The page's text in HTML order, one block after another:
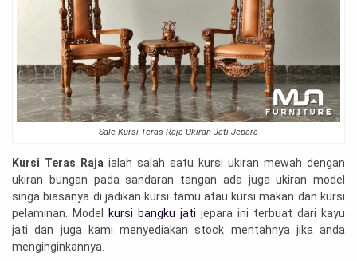
Sale Kursi Teras Raja Ukiran Jati Jepara
Kursi Teras Raja ialah salah satu kursi ukiran mewah dengan
ukiran bungan pada sandaran tangan ada juga ukiran model
singa biasanya di jadikan kursi tamu atau kursi makan dan kursi
pelaminan. Model
kursi bangku jati jepara ini terbuat dari kayu
jati dan juga kami menyediakan stock mentahnya jika anda
menginginkannya.